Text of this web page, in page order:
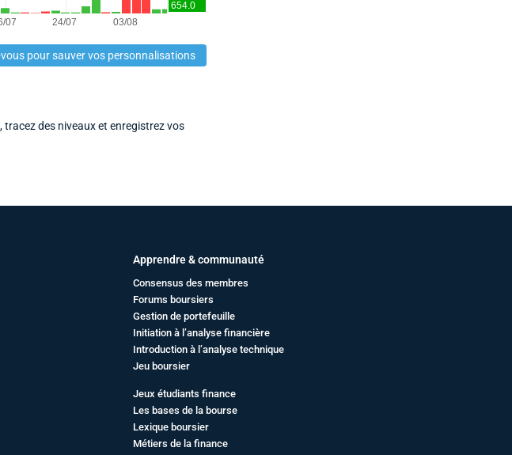
pour sauver vos personnalisations
des niveaux et enregistrez vos
Apprendre & communauté
Consensus des membres
Forums boursiers
Gestion de portefeuille
Initiation à l’analyse financière
Introduction à l’analyse technique
Jeu boursier
Jeux étudiants finance
Les bases de la bourse
Lexique boursier
Métiers de la finance